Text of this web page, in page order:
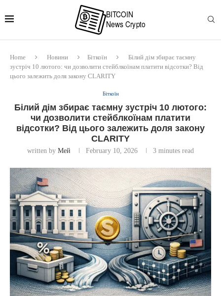
Home Новини Біткоїн
Білий дім збирає таємну
зустріч 10 лютого: чи дозволити стейблкоїнам платити відсотки? Від
цього залежить доля закону CLARITY
Біткоїн
Білий дім збирає таємну зустріч 10 лютого:
чи дозволити стейблкоїнам платити
відсотки? Від цього залежить доля закону
CLARITY
written by Мей February 10, 2026 3 minutes read